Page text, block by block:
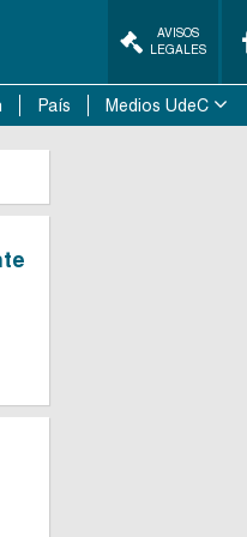
AVISOS
LEGALES
País Medios UdeC